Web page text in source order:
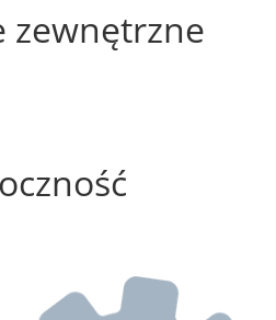
zewnętrzne